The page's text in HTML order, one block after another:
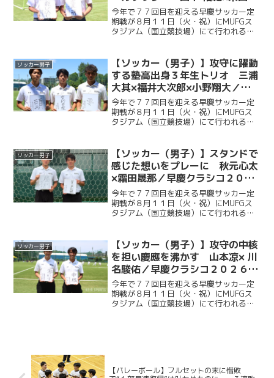
志／早慶クラシコ２０２６直前企
画第５弾
今年で７７回目を迎える早慶サッカー定
期戦が８月１１日（火・祝）にMUFGス
タジアム（国立競技場）にて行われる。
ッチに立つ。今回ケイスポでは選手だけ
ではなく、グラウンドマ...
ソッカー男子
【ソッカー（男子）】攻守に躍動
する塾高出身３年生トリオ 三浦
大其×福井大次郎×小野翔大／早
慶クラシコ２０２６直前企画第４
弾
今年で７７回目を迎える早慶サッカー定
期戦が８月１１日（火・祝）にMUFGス
タジアム（国立競技場）にて行われる。
ピッチに立つ。今回ケイスポでは選手だ
けではなく、グラウンド...
ソッカー男子
【ソッカー（男子）】スタンドで
感じた想いをプレーに 秋元心太
×霜田晟那／早慶クラシコ２０２
６直前企画第３弾
今年で７７回目を迎える早慶サッカー定
期戦が８月１１日（火・祝）にMUFGス
タジアム（国立競技場）にて行われる。
ッチに立つ。今回ケイスポでは選手だけ
ではなく、グラウンドマ...
ソッカー男子
【ソッカー（男子）】攻守の中核
を担い慶應を沸かす 山本凉× 川
名駿佑／早慶クラシコ２０２６直
前企画第２弾
今年で７７回目を迎える早慶サッカー定
期戦が８月１１日（火・祝）にMUFGス
タジアム（国立競技場）にて行われる。
【バレーボール】フルセットの末に惜敗